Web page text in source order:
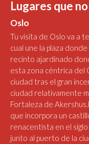
Lugares que
Oslo
Tu visita de Oslo va a
cual une la plaza
recinto ajardinado
esta zona céntrica del
ciudad tras el gran
ciudad relativamente
Fortaleza de
que incorpora un
renacentista en el
junto al puerto de la